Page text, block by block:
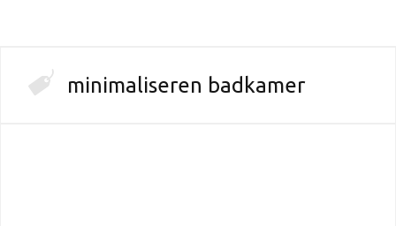
minimaliseren badkamer